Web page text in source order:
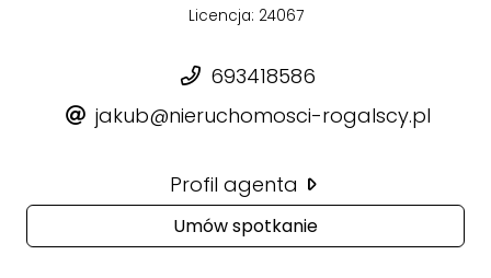
Licencja: 24067
693418586
jakub@nieruchomosci-rogalscy.pl
Profil agenta
Umów spotkanie